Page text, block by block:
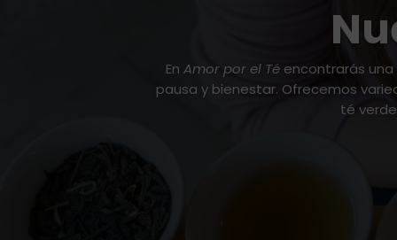
En Amor por el Té encontrarás
pausa y bienestar. Ofrecemos
té